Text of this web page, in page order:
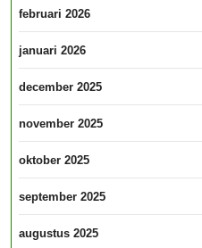
februari 2026
januari 2026
december 2025
november 2025
oktober 2025
september 2025
augustus 2025